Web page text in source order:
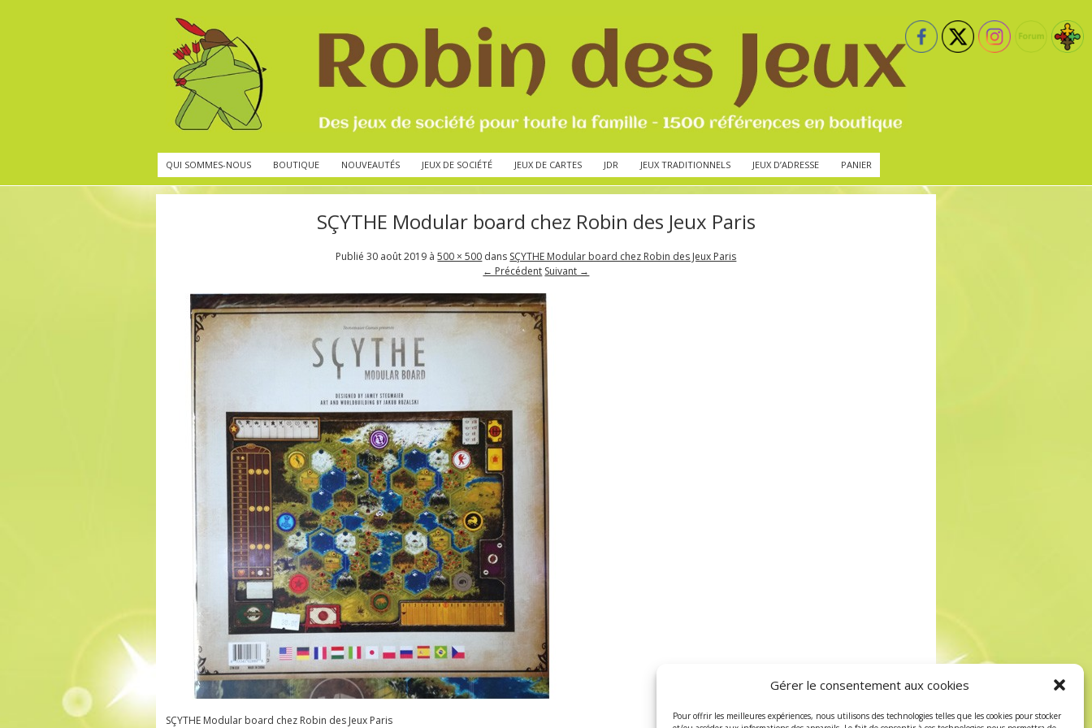
Gérer le consentement aux cookies
Pour offrir les meilleures expériences, nous utilisons des technologies telles que les cookies pour stocker
QUI SOMMES-NOUS BOUTIQUE NOUVEAUTÉS JEUX DE SOCIÉTÉ JEUX DE CARTES JDR JEUX TRADITIONNELS JEUX D’ADRESSE PANIER
SÇYTHE Modular board chez Robin des Jeux Paris
Publié30 août 2019 à500 × 500 dans SÇYTHE Modular board chez Robin des Jeux Paris
← Précédent Suivant →
SÇYTHE Modular board chez Robin des Jeux Paris